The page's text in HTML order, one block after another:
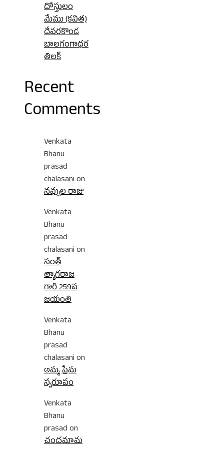
దోస్తులం
మేము (కవిత)
దేవరకొండ
బాలగంగాధర
తిలక్
Recent
Comments
Venkata
Bhanu
prasad
chalasani on
నవ్వుల రాజు
Venkata
Bhanu
prasad
chalasani on
సంత్
త్యాగరాజ
గారి 259వ
జయంతి
Venkata
Bhanu
prasad
chalasani on
అమ్మ ప్రేమ
స్వరూపం
Venkata
Bhanu
prasad on
చందమామ